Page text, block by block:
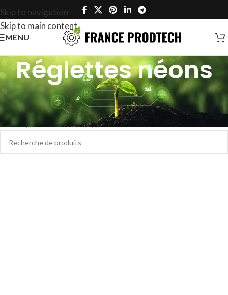
Skip to navigation
Skip to main content
MENU
Réglettes néons
Accueil /Éclairage/Luminaires/Réglettes néons
Aucun produit ne correspond à votre sélection.